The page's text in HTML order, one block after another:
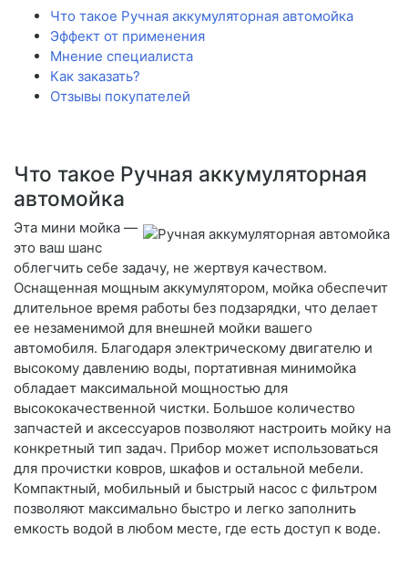
Что такое Ручная аккумуляторная автомойка
Эффект от применения
Мнение специалиста
Как заказать?
Отзывы покупателей
Что такое Ручная аккумуляторная
автомойка
Эта мини мойка —
это ваш шанс
облегчить себе задачу, не жертвуя качеством.
Оснащенная мощным аккумулятором, мойка обеспечит
длительное время работы без подзарядки, что делает
ее незаменимой для внешней мойки вашего
автомобиля. Благодаря электрическому двигателю и
высокому давлению воды, портативная минимойка
обладает максимальной мощностью для
высококачественной чистки. Большое количество
запчастей и аксессуаров позволяют настроить мойку на
конкретный тип задач. Прибор может использоваться
для прочистки ковров, шкафов и остальной мебели.
Компактный, мобильный и быстрый насос с фильтром
позволяют максимально быстро и легко заполнить
емкость водой в любом месте, где есть доступ к воде.